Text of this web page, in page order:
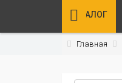
КАТАЛОГ
Главная